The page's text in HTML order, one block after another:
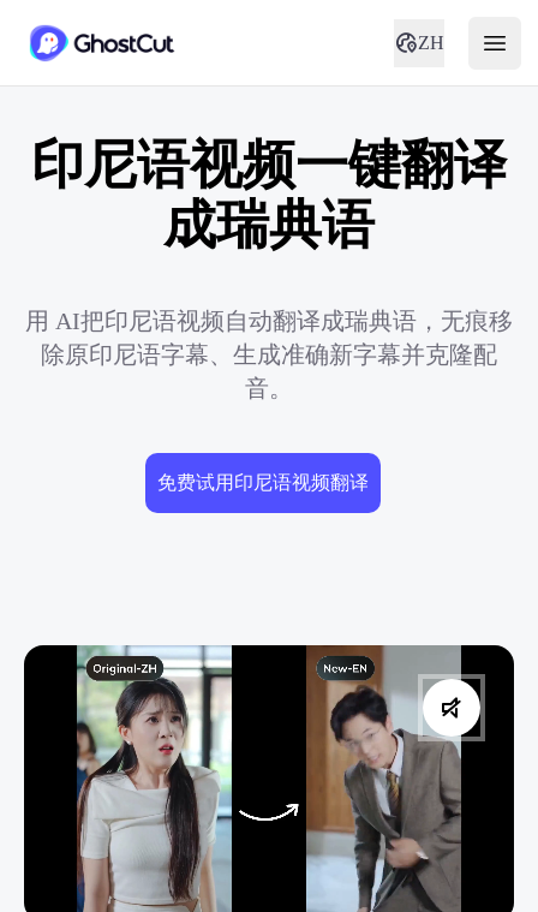
ZH
印尼语视频一键翻译
成瑞典语
用 AI把印尼语视频自动翻译成瑞典语，无痕移
除原印尼语字幕、生成准确新字幕并克隆配
音。
免费试用印尼语视频翻译